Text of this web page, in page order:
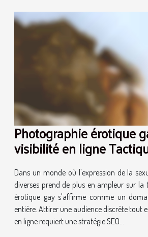
Photographie érotique
visibilité en ligne
pour un succès discret
Dans un monde où l'expression de la
diverses prend de plus en ampleur sur
érotique gay s'affirme comme un
entière. Attirer une audience discrète tout
en ligne requiert une stratégie SEO...